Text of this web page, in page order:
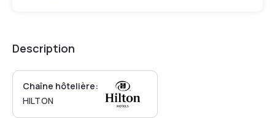
Description
Chaîne hôtelière:
HILTON